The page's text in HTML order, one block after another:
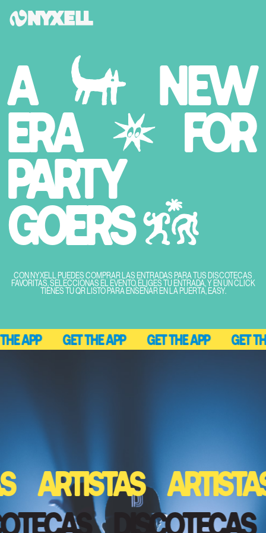
A
NEW
ERA
FOR
PARTY
GOERS
CON NYXELL PUEDES COMPRAR LAS ENTRADAS PARA TUS DISCOTECAS
FAVORITAS, SELECCIONAS EL EVENTO, ELIGES TU ENTRADA, Y EN UN CLICK
TIENES TU QR LISTO PARA ENSEÑAR EN LA PUERTA, EASY.
APP GET THE APP GET THE APP GET
ARTISTAS